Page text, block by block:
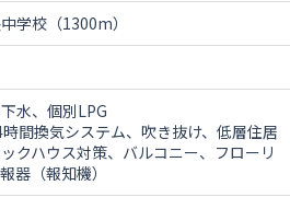
学校（1300m）
水、個別LPG
間換気システム、吹き抜け、低層住居
クハウス対策、バルコニー、フローリ
器（報知機）